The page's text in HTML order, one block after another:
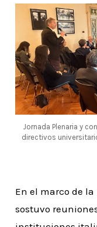
Jornada Plenaria y
directivos
En el marco de
sostuvo